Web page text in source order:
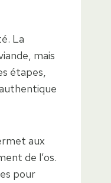
La
mais
étapes,
aux
de l’os.
pour